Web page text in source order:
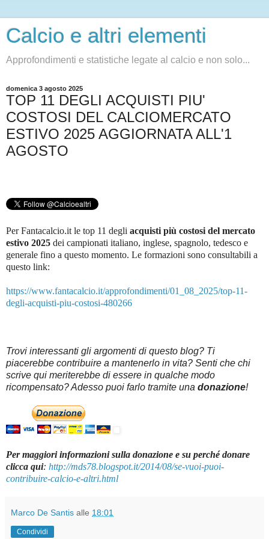
Calcio e altri elementi
Approfondimenti e statistiche legate al calcio e non solo...
domenica 3 agosto 2025
TOP 11 DEGLI ACQUISTI PIU'
COSTOSI DEL CALCIOMERCATO
ESTIVO 2025 AGGIORNATA ALL'1
AGOSTO
Per Fantacalcio.it le top 11 degli acquisti più costosi del mercato
estivo 2025 dei campionati italiano, inglese, spagnolo, tedesco e
generale fino a questo momento. Le formazioni sono consultabili a
questo link:
https://www.fantacalcio.it/approfondimenti/01_08_2025/top-11-
degli-acquisti-piu-costosi-480266
Trovi interessanti gli argomenti di questo blog? Ti
piacerebbe contribuire a mantenerlo in vita? Senti che chi
scrive qui meriterebbe di essere in qualche modo
ricompensato? Adesso puoi farlo tramite una donazione!
Per maggiori informazioni sulla donazione e su perché donare
clicca qui: http://mds78.blogspot.it/2014/08/se-vuoi-puoi-
contribuire-calcio-e-altri.html
Marco De Santis alle 18:01
Condividi